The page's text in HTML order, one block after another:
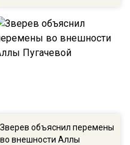
Зверев объяснил перемены
во внешности Аллы